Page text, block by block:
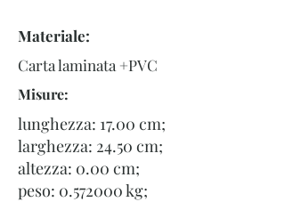
Materiale:
Carta laminata +PVC
Misure:
lunghezza: 17.00 cm;
larghezza: 24.50 cm;
altezza: 0.00 cm;
peso: 0.572000kg;